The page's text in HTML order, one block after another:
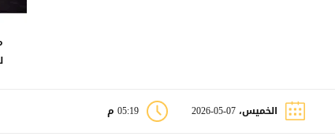
الخميس، 07-05-2026 05:19 م